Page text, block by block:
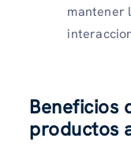
mantener
Beneficios
productos